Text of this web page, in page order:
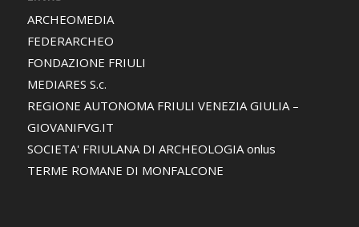
ARCHEOMEDIA
FEDERARCHEO
FONDAZIONE FRIULI
MEDIARES S.c.
REGIONE AUTONOMA FRIULI VENEZIA GIULIA –
GIOVANIFVG.IT
SOCIETA' FRIULANA DI ARCHEOLOGIA onlus
TERME ROMANE DI MONFALCONE